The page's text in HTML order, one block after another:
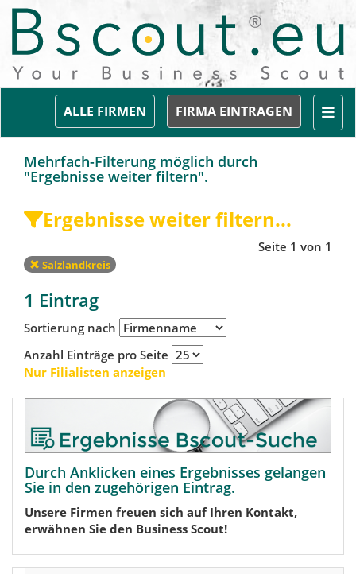
FIRMA EINTRAGEN
ALLE FIRMEN
Mehrfach-Filterung möglich durch
"Ergebnisse weiter filtern".
Ergebnisse weiter filtern...
Seite 1 von 1
Salzlandkreis
1 Eintrag
Sortierung nach
Anzahl Einträge pro Seite
Nur Filialisten anzeigen
Durch Anklicken eines Ergebnisses gelangen
Sie in den zugehörigen Eintrag.
Unsere Firmen freuen sich auf Ihren Kontakt,
erwähnen Sie den Business Scout!